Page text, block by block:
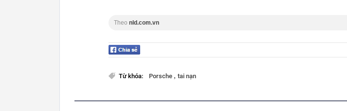
Theo nld.com.vn
Từ khóa: Porsche , tai nạn